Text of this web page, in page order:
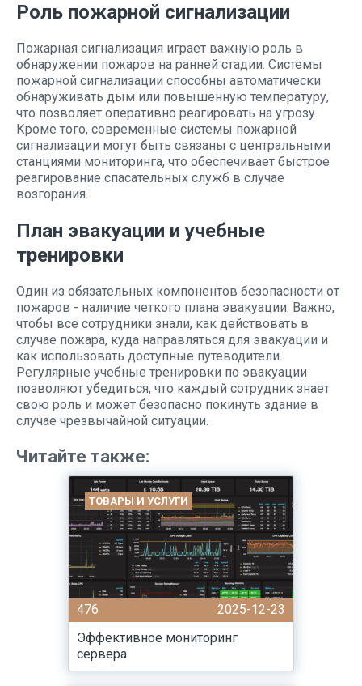
Роль пожарной сигнализации
Пожарная сигнализация играет важную роль в
обнаружении пожаров на ранней стадии. Системы
пожарной сигнализации способны автоматически
обнаруживать дым или повышенную температуру,
что позволяет оперативно реагировать на угрозу.
Кроме того, современные системы пожарной
сигнализации могут быть связаны с центральными
станциями мониторинга, что обеспечивает быстрое
реагирование спасательных служб в случае
возгорания.
План эвакуации и учебные
тренировки
Один из обязательных компонентов безопасности от
пожаров - наличие четкого плана эвакуации. Важно,
чтобы все сотрудники знали, как действовать в
случае пожара, куда направляться для эвакуации и
как использовать доступные путеводители.
Регулярные учебные тренировки по эвакуации
позволяют убедиться, что каждый сотрудник знает
свою роль и может безопасно покинуть здание в
случае чрезвычайной ситуации.
Читайте также:
ТОВАРЫ И УСЛУГИ
476
2025-12-23
Эффективное мониторинг
сервера